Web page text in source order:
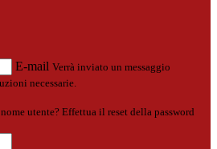
E-mail Verrà inviato un messaggio
necessarie.
utente? Effettua il reset della password